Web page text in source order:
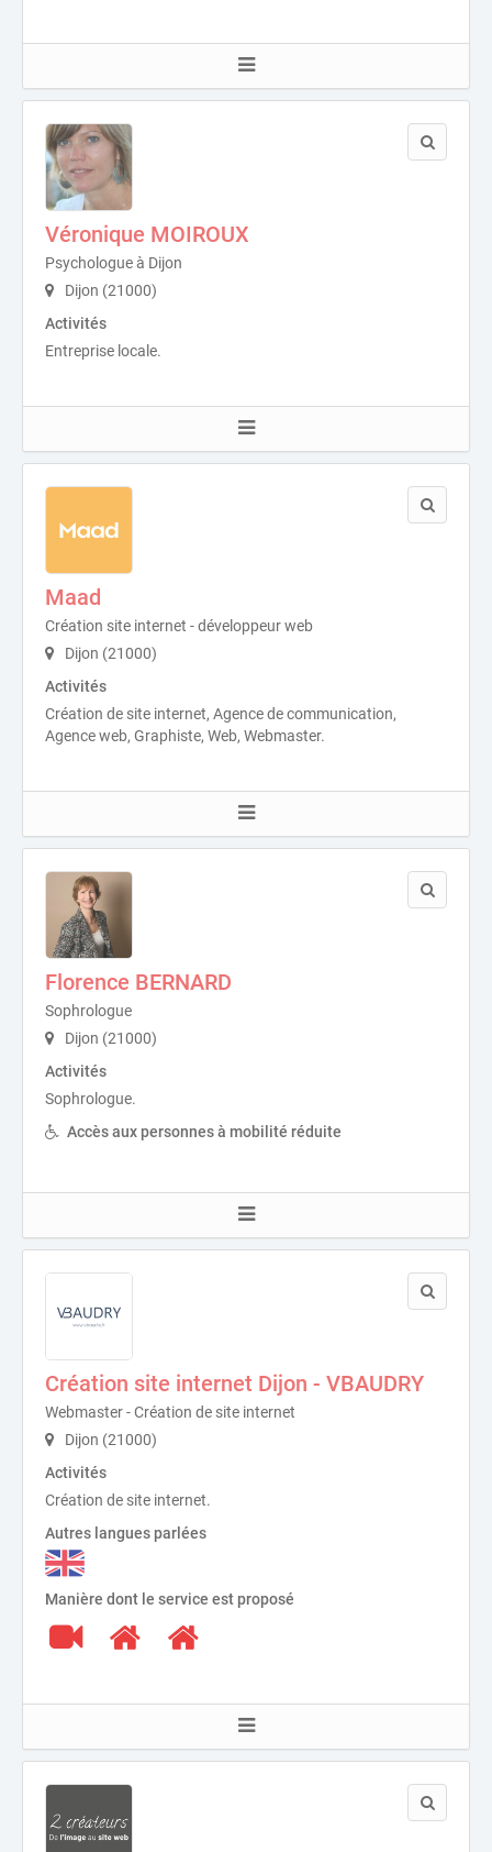
Véronique MOIROUX
Psychologue à Dijon
Dijon (21000)
Activités
Entreprise locale.
Maad
Création site internet - développeur web
Dijon (21000)
Activités
Création de site internet, Agence de communication,
Agence web, Graphiste, Web, Webmaster.
Florence BERNARD
Sophrologue
Dijon (21000)
Activités
Sophrologue.
Accès aux personnes à mobilité réduite
Création site internet Dijon - VBAUDRY
Webmaster - Création de site internet
Dijon (21000)
Activités
Création de site internet.
Autres langues parlées
Manière dont le service est proposé